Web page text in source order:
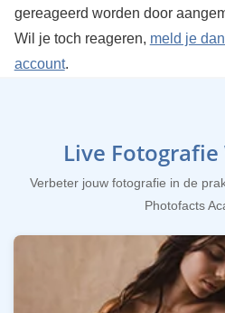
gereageerd worden door
Wil je toch reageren, meld je
account.
Live
Verbeter jouw fotografie in de
Photofacts